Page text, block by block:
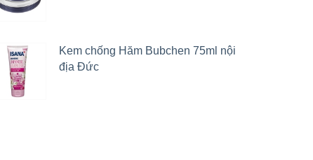
Kem chống Hăm Bubchen 75ml nội
địa Đức